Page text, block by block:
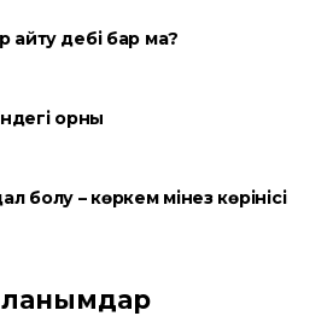
айту әдебі бар ма?
орны
болу – көркем мінез көрінісі